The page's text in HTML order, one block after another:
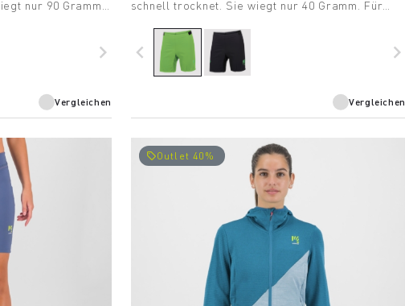
nur 90 Gramm
navigate_next
Vergleichen
schnell trocknet. Sie wiegt nur 40 Gramm. Für
navigate_before navigate_next
Vergleichen
local_offerOutlet 40%